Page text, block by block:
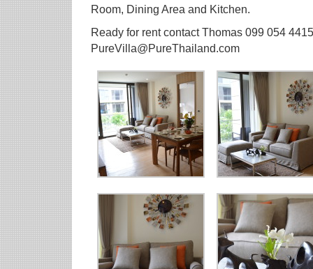
Room, Dining Area and Kitchen.
Ready for rent contact Thomas 099 054
PureVilla@PureThailand.com